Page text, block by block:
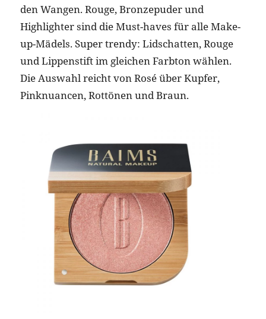
den Wangen. Rouge, Bronzepuder und
Highlighter sind die Must-haves für alle Make-
up-Mädels. Super trendy: Lidschatten, Rouge
und Lippenstift im gleichen Farbton wählen.
Die Auswahl reicht von Rosé über Kupfer,
Pinknuancen, Rottönen und Braun.